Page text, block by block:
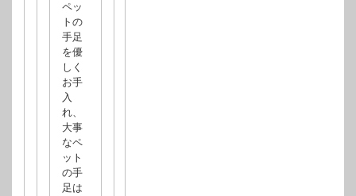
ペッ
トの
手足
を優
しく
お手
入
れ、
大事
なペ
ット
の手
足は